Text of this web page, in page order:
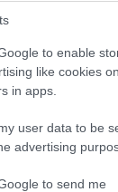
to enable
like cookies
in apps.
user data to be
advertising
to send me
Η